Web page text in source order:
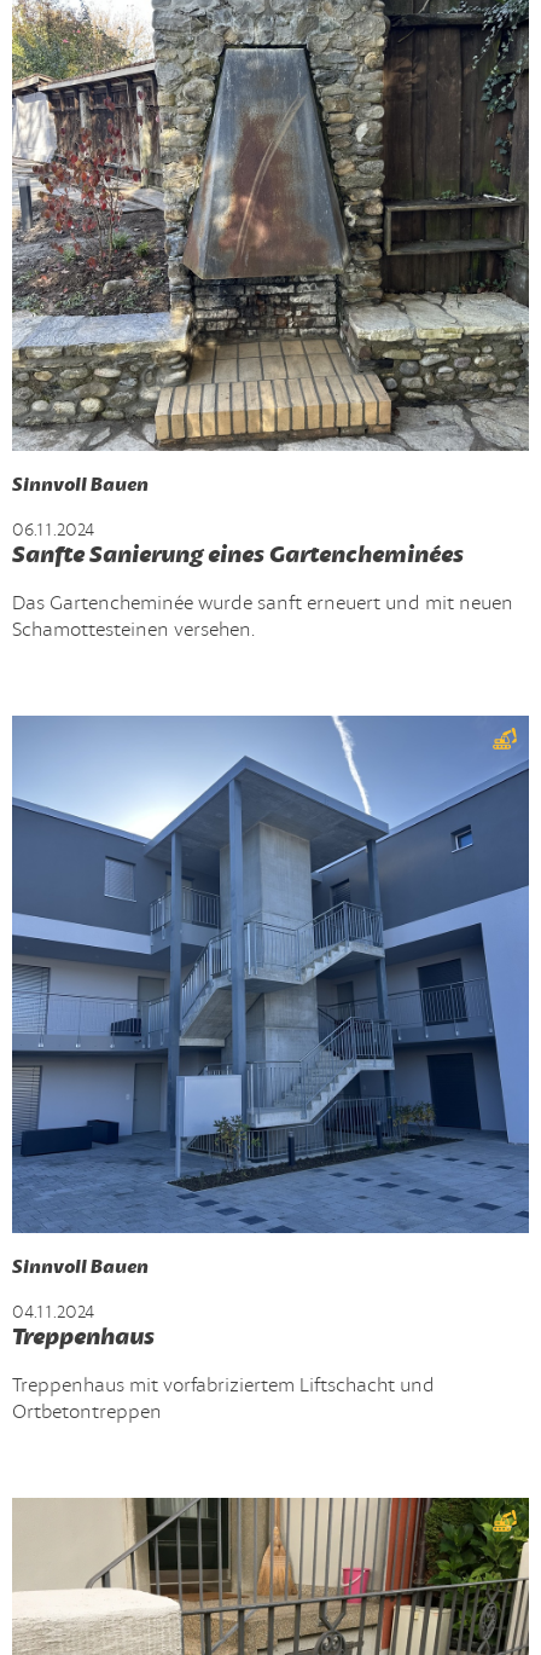
Sinnvoll Bauen
06.11.2024
Sanfte Sanierung eines Gartencheminées
Das Gartencheminée wurde sanft erneuert und mit neuen
Schamottesteinen versehen.
Sinnvoll Bauen
04.11.2024
Treppenhaus
Treppenhaus mit vorfabriziertem Liftschacht und
Ortbetontreppen